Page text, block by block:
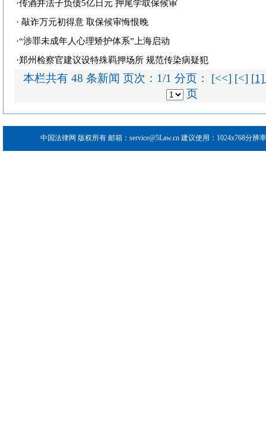
·传酒井法子负债5亿日元 押尾学取保候审
· 敲诈万元初得意 取保候审悔恨晚
·“涉罪未成年人心理矫护体系”上海启动
·郑州检察官建议设特殊羁押场所 规范传染病疑犯
本栏共有 48 条新闻 页次：1/1 分页： [<<] [<] [1]
页
中国法律网 版权所有 邮箱：service@5Law.cn 建议使用：1024x768分辨